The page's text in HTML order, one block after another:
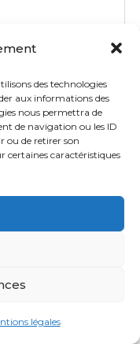
des technologies
aux informations des
nous permettra de
de navigation ou les ID
ou de retirer son
certaines caractéristiques
légales
II